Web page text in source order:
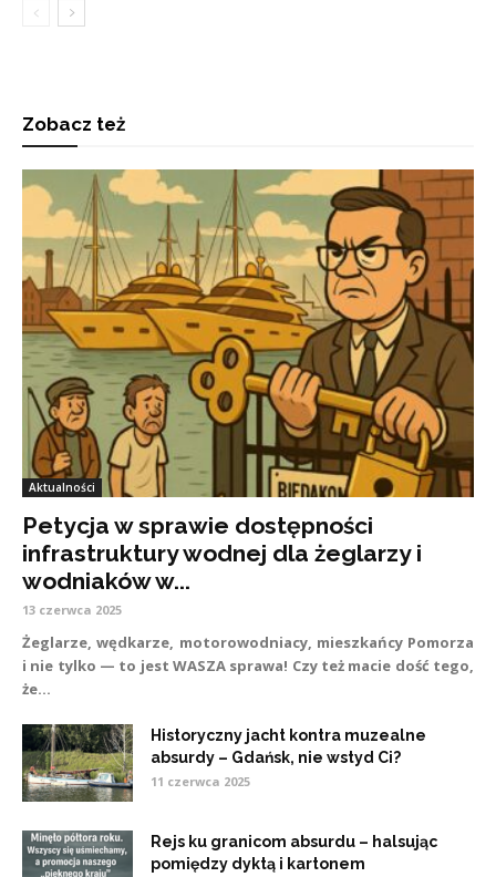
Zobacz też
Aktualności
Petycja w sprawie dostępności
infrastruktury wodnej dla żeglarzy i
wodniaków w...
13 czerwca 2025
Żeglarze, wędkarze, motorowodniacy, mieszkańcy Pomorza
i nie tylko — to jest WASZA sprawa! Czy też macie dość tego,
że...
Historyczny jacht kontra muzealne
absurdy – Gdańsk, nie wstyd Ci?
11 czerwca 2025
Rejs ku granicom absurdu – halsując
pomiędzy dyktą i kartonem